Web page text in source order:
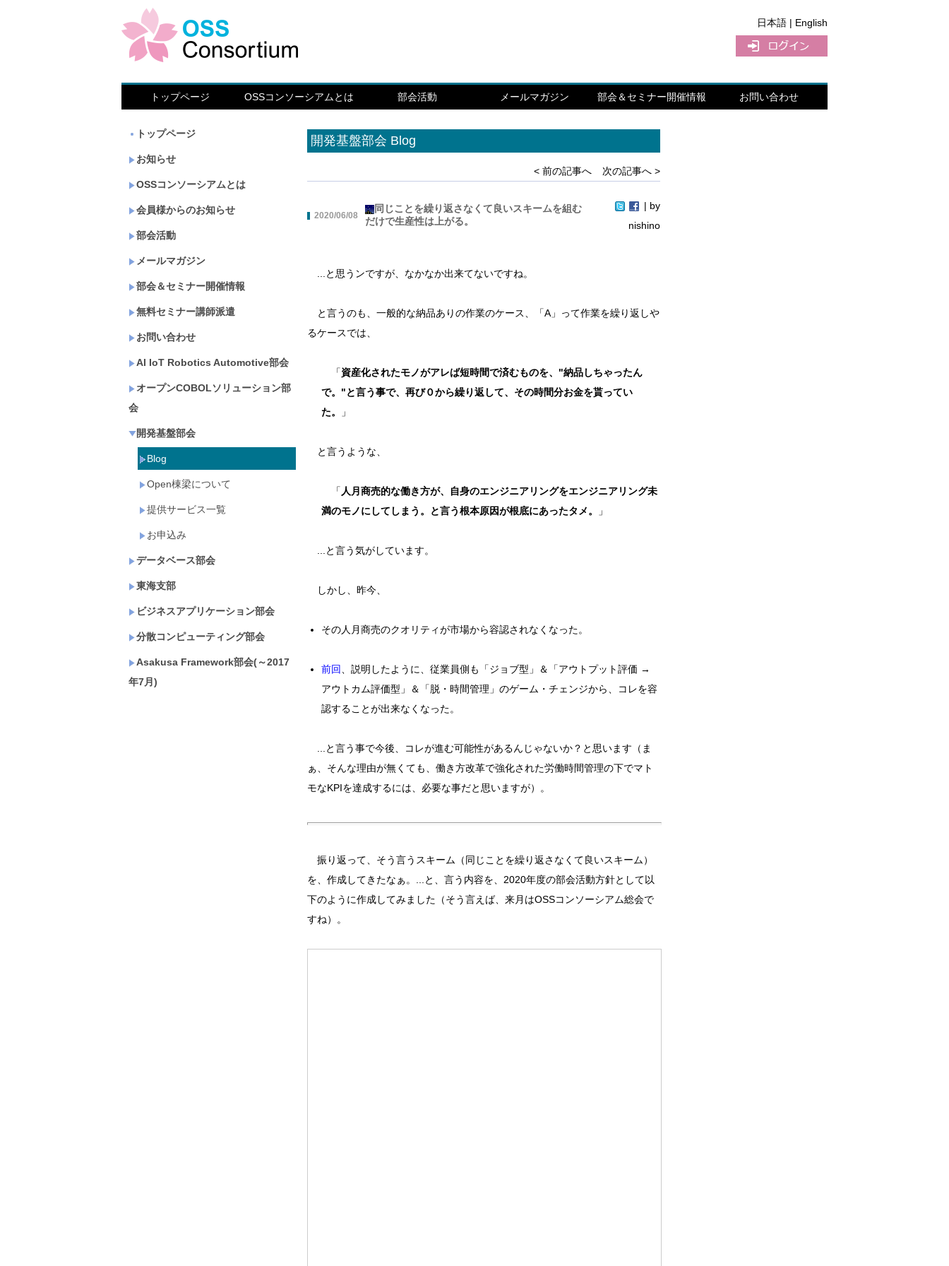
日本語 | English
トップページ OSSコンソーシアムとは 部会活動 メールマガジン 部会＆セミナー開催情報 お問い合わせ
トップページ
お知らせ
OSSコンソーシアムとは
会員様からのお知らせ
部会活動
メールマガジン
部会＆セミナー開催情報
無料セミナー講師派遣
お問い合わせ
AI IoT Robotics Automotive部会
オープンCOBOLソリューション部
会
開発基盤部会
Blog
Open棟梁について
提供サービス一覧
お申込み
データベース部会
東海支部
ビジネスアプリケーション部会
分散コンピューティング部会
Asakusa Framework部会(～2017
年7月)
開発基盤部会 Blog
< 前の記事へ 次の記事へ >
2020/06/08
同じことを繰り返さなくて良いスキームを組む
だけで生産性は上がる。
| by
nishino
...と思うンですが、なかなか出来てないですね。
と言うのも、一般的な納品ありの作業のケース、「A」って作業を繰り返しや
るケースでは、
「資産化されたモノがアレば短時間で済むものを、"納品しちゃったん
で。"と言う事で、再び０から繰り返して、その時間分お金を貰ってい
た。
」
と言うような、
「 人月商売的な働き方が、自身のエンジニアリングをエンジニアリング未
満のモノにしてしまう。と言う根本原因が根底にあったタメ。
」
...と言う気がしています。
しかし、昨今、
その人月商売のクオリティが市場から容認されなくなった。
前回
、説明したように、従業員側も「ジョブ型」＆「アウトプット評価 →
アウトカム評価型」＆「脱・時間管理」のゲーム・チェンジから、コレを容
認することが出来なくなった。
...と言う事で今後、コレが進む可能性があるんじゃないか？と思います（ま
ぁ、そんな理由が無くても、働き方改革で強化された労働時間管理の下でマト
モなKPIを達成するには、必要な事だと思いますが）。
振り返って、そう言うスキーム（同じことを繰り返さなくて良いスキーム）
を、作成してきたなぁ。...と、言う内容を、2020年度の部会活動方針として以
下のように作成してみました（そう言えば、来月はOSSコンソーシアム総会で
すね）。